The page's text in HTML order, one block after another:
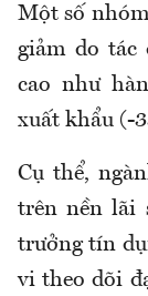
Một số
giảm do tác
cao như
xuất khẩu (-
Cụ thể,
trên nền lãi
trưởng tín
vi theo dõi